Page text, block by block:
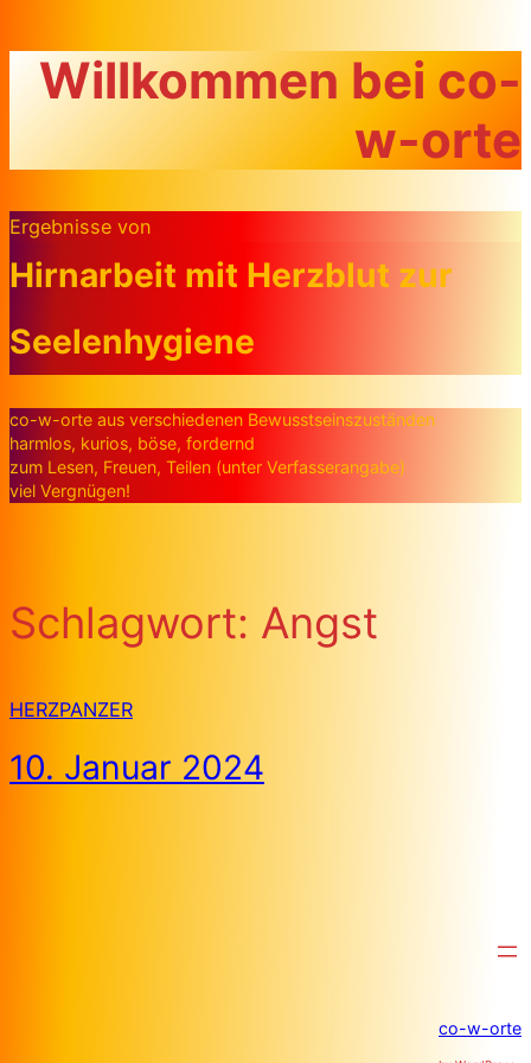
Willkommen bei co-
w-orte
Ergebnisse von
Hirnarbeit mit Herzblut zur
Seelenhygiene
co-w-orte aus verschiedenen Bewusstseinszuständen
harmlos, kurios, böse, fordernd
zum Lesen, Freuen, Teilen (unter Verfasserangabe)
viel Vergnügen!
Schlagwort: Angst
HERZPANZER
10. Januar 2024
co-w-orte